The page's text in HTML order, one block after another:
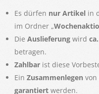
Es dürfen nur Artikel in
im Ordner „
Die Auslieferung wird
betragen.
Zahlbar ist diese
Ein Zusammenlegen von
garantiert werden.